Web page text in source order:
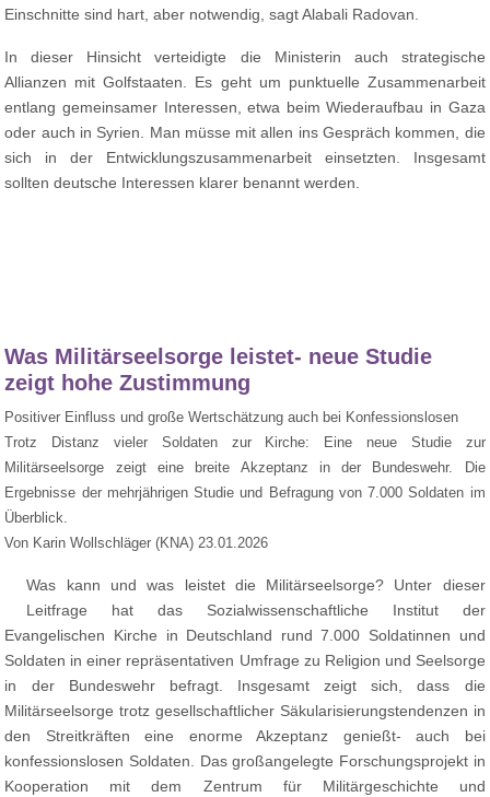
Einschnitte sind hart, aber notwendig, sagt Alabali Radovan.
In dieser Hinsicht verteidigte die Ministerin auch strategische
Allianzen mit Golfstaaten. Es geht um punktuelle Zusammenarbeit
entlang gemeinsamer Interessen, etwa beim Wiederaufbau in Gaza
oder auch in Syrien. Man müsse mit allen ins Gespräch kommen, die
sich in der Entwicklungszusammenarbeit einsetzten. Insgesamt
sollten deutsche Interessen klarer benannt werden.
Was Militärseelsorge leistet- neue Studie
zeigt hohe Zustimmung
Positiver Einfluss und große Wertschätzung auch bei Konfessionslosen
Trotz Distanz vieler Soldaten zur Kirche: Eine neue Studie zur
Militärseelsorge zeigt eine breite Akzeptanz in der Bundeswehr. Die
Ergebnisse der mehrjährigen Studie und Befragung von 7.000 Soldaten im
Überblick.
Von Karin Wollschläger (KNA) 23.01.2026
Was kann und was leistet die Militärseelsorge? Unter dieser
Leitfrage hat das Sozialwissenschaftliche Institut der
Evangelischen Kirche in Deutschland rund 7.000 Soldatinnen und
Soldaten in einer repräsentativen Umfrage zu Religion und Seelsorge
in der Bundeswehr befragt. Insgesamt zeigt sich, dass die
Militärseelsorge trotz gesellschaftlicher Säkularisierungstendenzen in
den Streitkräften eine enorme Akzeptanz genießt- auch bei
konfessionslosen Soldaten. Das großangelegte Forschungsprojekt in
Kooperation mit dem Zentrum für Militärgeschichte und